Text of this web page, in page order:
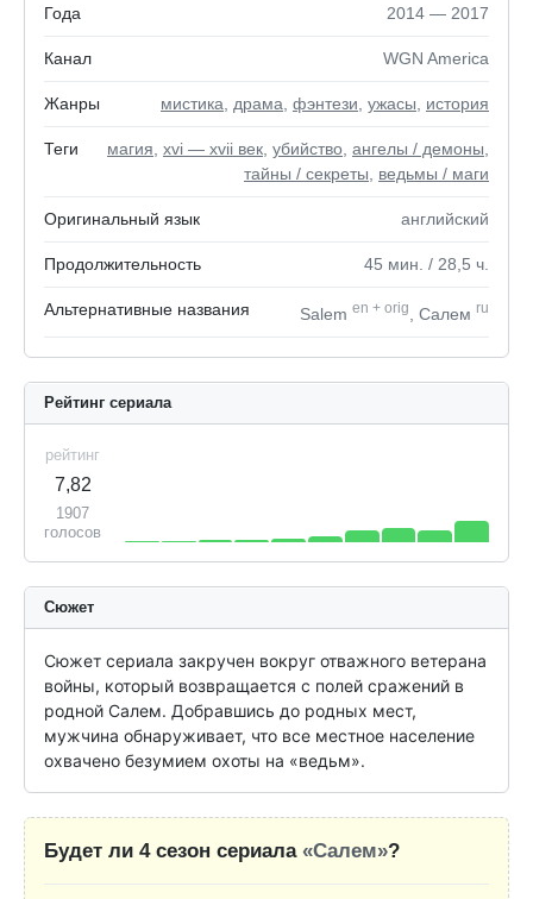
Года 2014 — 2017
Канал WGN America
Жанры мистика драма фэнтези ужасы история
Теги магия xvi — xvii век убийство ангелы / демоны
тайны / секреты
ведьмы / маги
Оригинальный язык английский
Продолжительность 45 мин. / 28,5 ч.
Альтернативные названия Salem en + orig , Салем ru
Рейтинг сериала
рейтинг
7,82
1907
голосов
Сюжет
Сюжет сериала закручен вокруг отважного ветерана
войны, который возвращается с полей сражений в
родной Салем. Добравшись до родных мест,
мужчина обнаруживает, что все местное население
охвачено безумием охоты на «ведьм».
Будет ли 4 сезон сериала «Салем»?